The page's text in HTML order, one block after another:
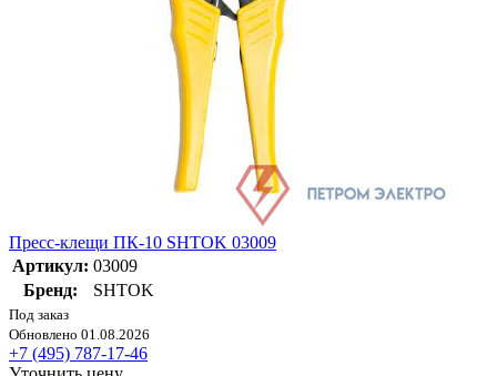
Пресс-клещи ПК-10 SHTOK 03009
Артикул: 03009
Бренд:
SHTOK
Под заказ
Обновлено 01.08.2026
+7 (495) 787-17-46